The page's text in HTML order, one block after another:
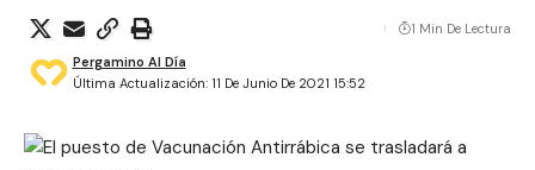
Última Actualización: 11 De Junio De 2021 15:52
Pergamino Al Día
1 Min De Lectura